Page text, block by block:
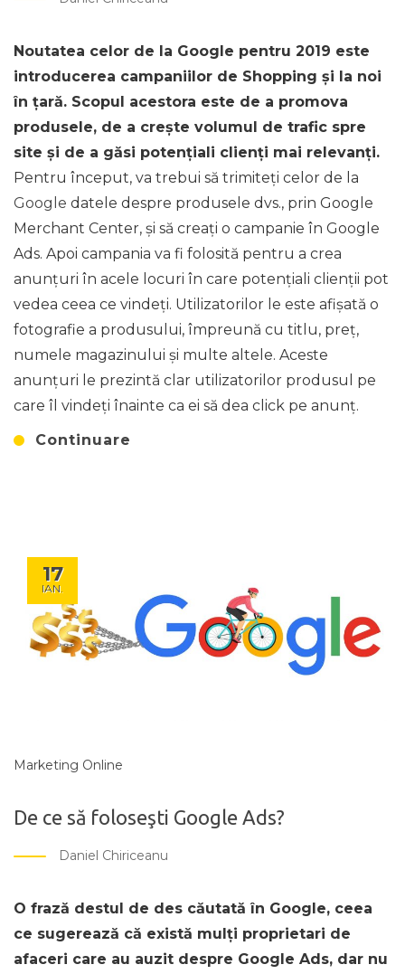
Noutatea celor de la Google pentru 2019 este
introducerea campaniilor de Shopping și la noi
în țară. Scopul acestora este de a promova
produsele, de a crește volumul de trafic spre
site și de a găsi potențiali clienți mai relevanți.
Pentru început, va trebui să trimiteți celor de la
Google datele despre produsele dvs., prin Google
Merchant Center, și să creați o campanie în Google
Ads. Apoi campania va fi folosită pentru a crea
anunțuri în acele locuri în care potențiali clienții pot
vedea ceea ce vindeți. Utilizatorilor le este afișată o
fotografie a produsului, împreună cu titlu, preț,
numele magazinului și multe altele. Aceste
anunțuri le prezintă clar utilizatorilor produsul pe
care îl vindeți înainte ca ei să dea click pe anunț.
Continuare
17
IAN.
Marketing Online
De ce să foloseşti Google Ads?
Daniel Chiriceanu
O frază destul de des căutată în Google, ceea
ce sugerează că există mulți proprietari de
afaceri care au auzit despre Google Ads, dar nu